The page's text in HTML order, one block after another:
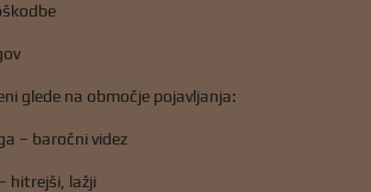
glede na območje pojavljanja:
– baročni videz
hitrejši, lažji